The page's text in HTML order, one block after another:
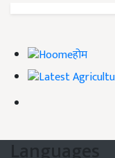
होम
Languages